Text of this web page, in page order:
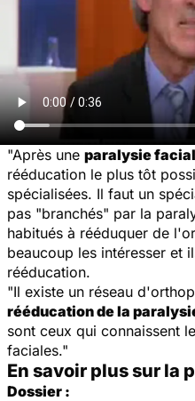
"Après une paralysie
rééducation le plus tôt
spécialisées. Il faut un
pas "branchés" par la
habitués à rééduquer de
beaucoup les intéresser et
rééducation.
"Il existe un réseau
rééducation de la
sont ceux qui connaissent
faciales."
En savoir plus sur la
Dossier :